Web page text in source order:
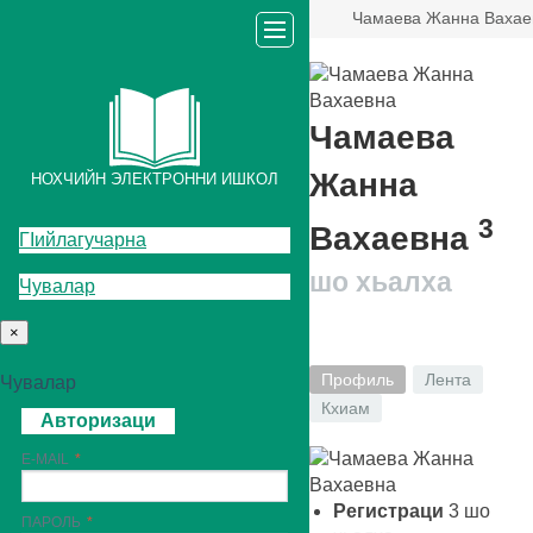
Чамаева Жанна
НОХЧИЙН ЭЛЕКТРОННИ ИШКОЛ
ГIийлагучарна
Чувалар
×
Чувалар
Авторизаци
E-MAIL
ПАРОЛЬ
Чамаева
Жанна
Вахаевна 3
шо хьалха
Профиль
Лента
Кхиам
Регистраци 3 шо